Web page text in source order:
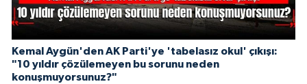
Kemal Aygün'den AK Parti'ye 'tabelasız okul' çıkışı:
"10 yıldır çözülemeyen bu sorunu neden
konuşmuyorsunuz?"